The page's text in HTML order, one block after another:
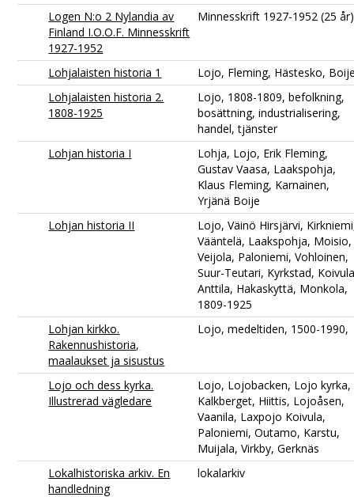
Logen N:o 2 Nylandia av
Finland I.O.O.F. Minnesskrift
1927-1952
Minnesskrift 1927-1952 (25 år)
Lohjalaisten historia 1
Lojo, Fleming, Hästesko,
Lohjalaisten historia 2.
1808-1925
Lojo, 1808-1809, befolkning,
bosättning, industrialisering,
handel, tjänster
Lohjan historia I
Lohja, Lojo, Erik Fleming,
Gustav Vaasa, Laakspohja,
Klaus Fleming, Karnainen,
Yrjänä Boije
Lohjan historia II
Lojo, Väinö Hirsjärvi,
Vääntelä, Laakspohja, Moisio,
Veijola, Paloniemi, Vohloinen,
Suur-Teutari, Kyrkstad,
Anttila, Hakaskyttä, Monkola,
1809-1925
Lohjan kirkko.
Rakennushistoria,
maalaukset ja sisustus
Lojo, medeltiden, 1500-1990,
Lojo och dess kyrka.
Illustrerad vägledare
Lojo, Lojobacken, Lojo kyrka,
Kalkberget, Hiittis, Lojoåsen,
Vaanila, Laxpojo Koivula,
Paloniemi, Outamo, Karstu,
Muijala, Virkby, Gerknäs
Lokalhistoriska arkiv. En
handledning
lokalarkiv